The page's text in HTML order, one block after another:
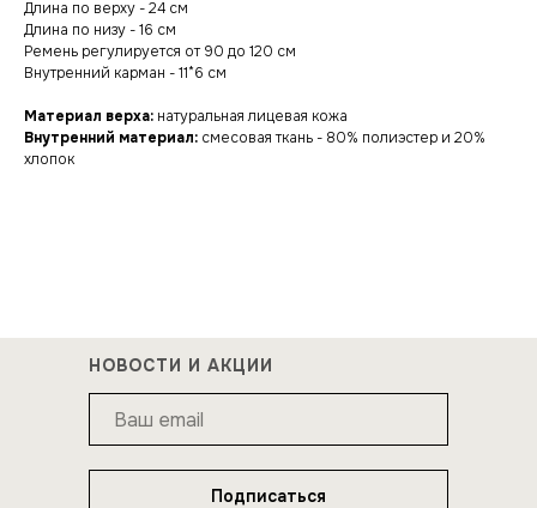
Длина по верху - 24 см
Длина по низу - 16 см
Ремень регулируется от 90 до 120 см
Внутренний карман - 11*6 см
Материал верха: натуральная лицевая кожа
Внутренний материал: смесовая ткань - 80% полиэстер и 20%
хлопок
Подписаться
НОВОСТИ И АКЦИИ